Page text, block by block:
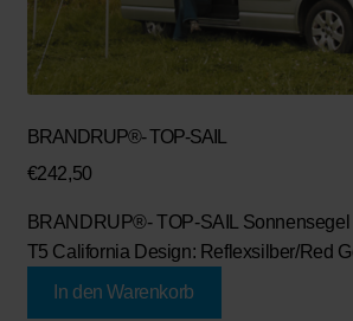
BRANDRUP®- TOP-SAIL
€242,50
BRANDRUP®- TOP-SAIL Sonnensegel
T5 California Design: Reflexsilber/Red
In den Warenkorb